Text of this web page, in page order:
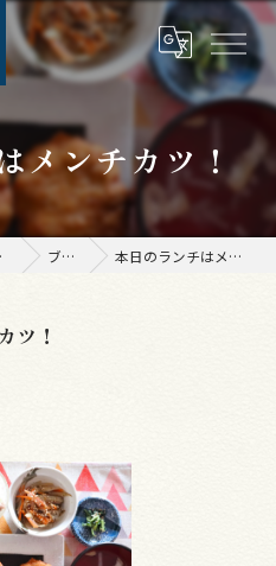
メンチカツ！
伸 ブログ 本日のランチはメンチカツ！
ツ！